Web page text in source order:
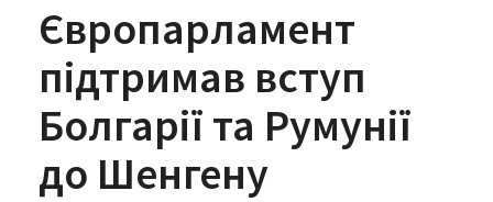
Європарламент
підтримав вступ
Болгарії та Румунії
до Шенгену